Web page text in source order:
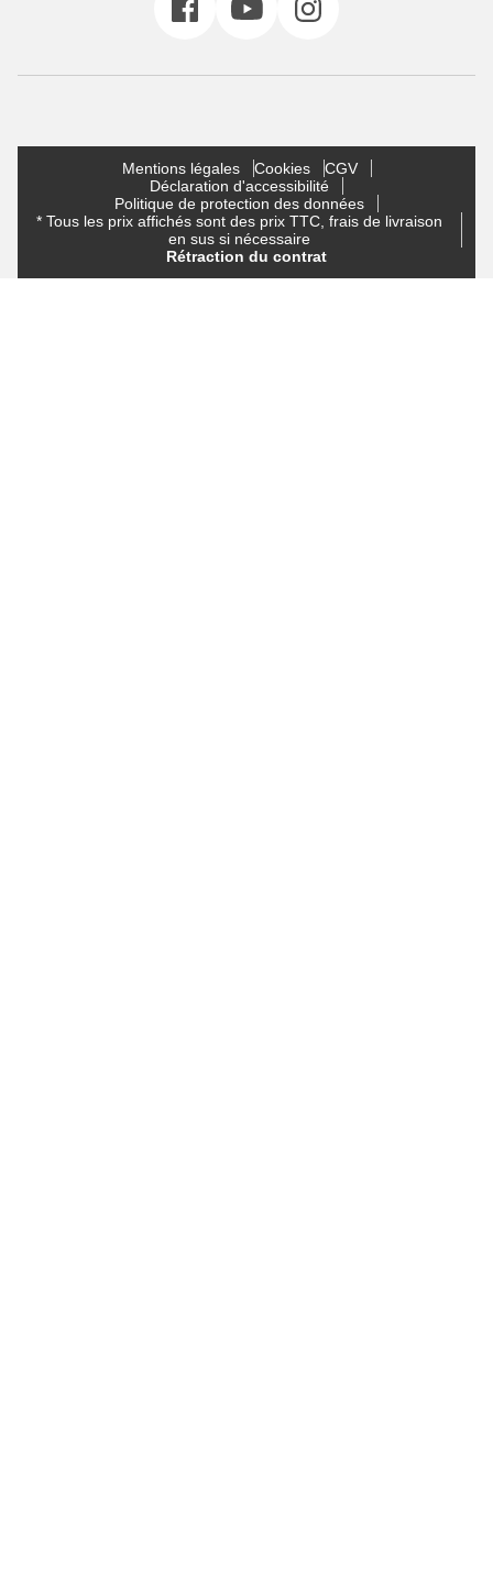
Mentions légales Cookies
CGV
Déclaration d'accessibilité
Politique de protection des données
* Tous les prix affichés sont des prix TTC, frais de livraison
en sus si nécessaire
Rétraction du contrat